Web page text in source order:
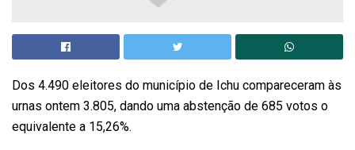
Dos 4.490 eleitores do município de Ichu compareceram às
urnas ontem 3.805, dando uma abstenção de 685 votos o
equivalente a 15,26%.